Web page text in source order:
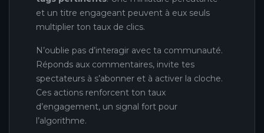
et un titre engageant peuvent à eux seuls
multiplier ton taux de clics.
N’oublie pas d’interagir avec ta communauté.
Réponds aux commentaires, invite tes
spectateurs à s’abonner et à activer la cloche.
Ces actions renforcent ton taux
d’engagement, un signal fort pour
l’algorithme.